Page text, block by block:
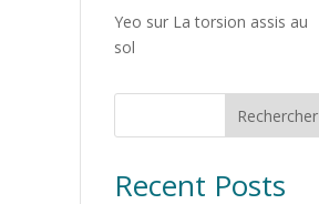
Yeo sur La torsion assis au
sol
Rechercher
Recent Posts